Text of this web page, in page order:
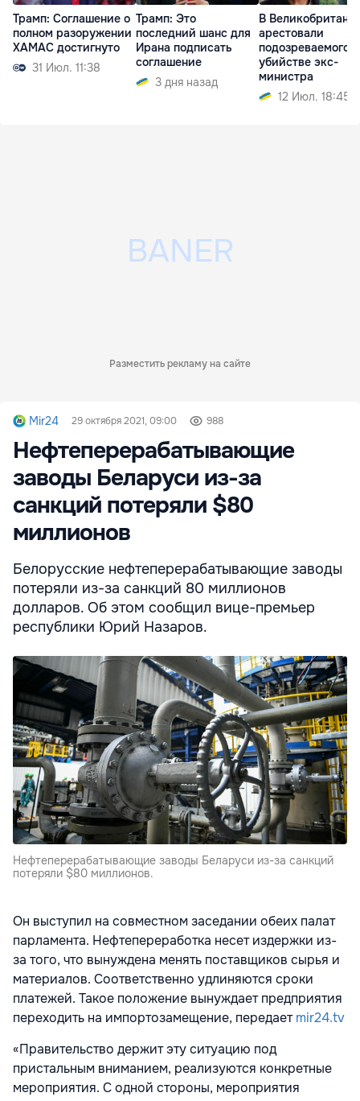
Трамп: Соглашение о
полном разоружении
ХАМАС достигнуто
31 Июл. 11:38
Трамп: Это
последний шанс для
Ирана подписать
соглашение
3 дня назад
В
арестовали
подозреваемого в
убийстве экс-
министра
12 Июл. 18:45
Разместить рекламу на сайте
Mir24 29 октября 2021, 09:00 988
Нефтеперерабатывающие
заводы Беларуси из-за
санкций потеряли $80
миллионов
Белорусские нефтеперерабатывающие заводы
потеряли из-за санкций 80 миллионов
долларов. Об этом сообщил вице-премьер
республики Юрий Назаров.
Нефтеперерабатывающие заводы Беларуси из-за санкций
потеряли $80 миллионов.
Он выступил на совместном заседании обеих палат
парламента. Нефтепереработка несет издержки из-
за того, что вынуждена менять поставщиков сырья и
материалов. Соответственно удлиняются сроки
платежей. Такое положение вынуждает предприятия
переходить на импортозамещение, передаетmir24.tv
«Правительство держит эту ситуацию под
пристальным вниманием, реализуются конкретные
мероприятия. С одной стороны, мероприятия